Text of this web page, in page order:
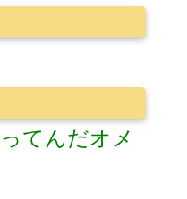
てんだオメ